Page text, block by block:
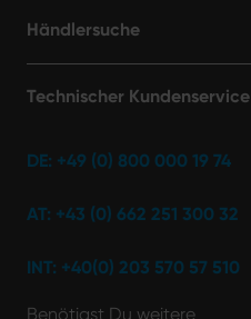
Händlersuche
Technischer Kundenservice
DE: +49 (0) 800 000 19 74
AT: +43 (0) 662 251 300 32
INT: +40(0) 203 570 57 510
Benötigst Du weitere